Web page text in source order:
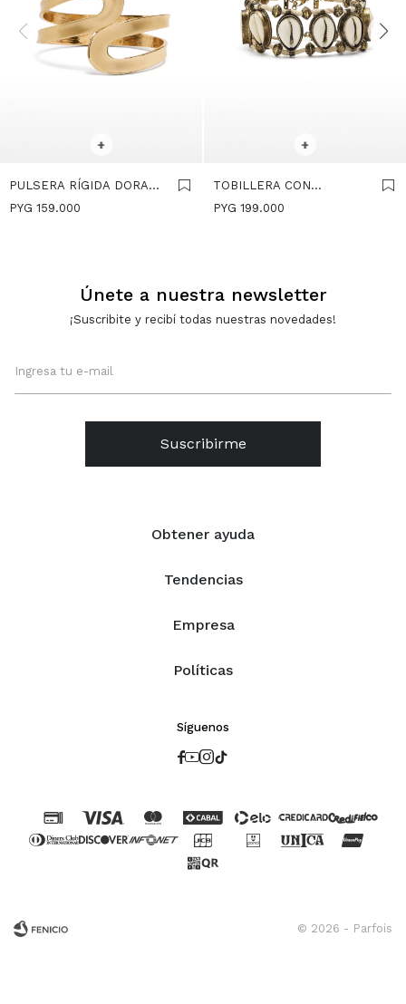
+
PULSERA RÍGIDA DORADA
- DORADO
PYG 159.000
+
TOBILLERA CON
CONCHAS - CRUDO
PYG 199.000
Obtener ayuda
Tendencias
Empresa
Políticas
Únete a nuestra newsletter
¡Suscribite y recibí todas nuestras novedades!
Suscribirme
Síguenos

© 2026 - Parfois